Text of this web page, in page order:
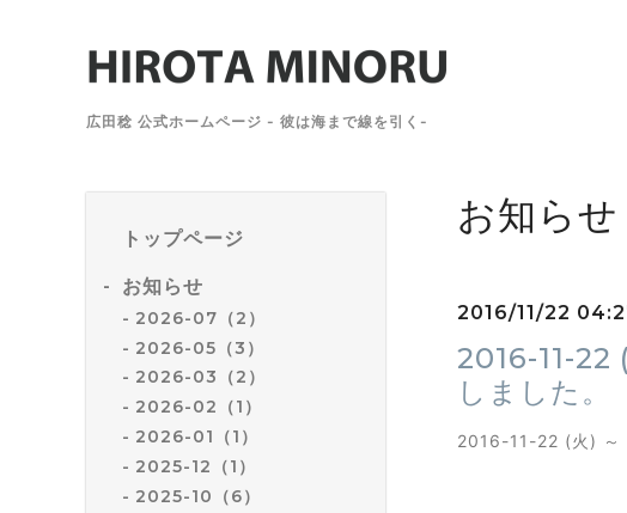
広田稔 公式ホームページ - 彼は海まで線を引く-
トップページ
お知らせ
2026-07（2）
2026-05（3）
2026-03（2）
2026-02（1）
2026-01（1）
2025-12（1）
2025-10（6）
お知らせ
2016/11/22
2016-11-22
しました。
2016-11-22 (火) ～